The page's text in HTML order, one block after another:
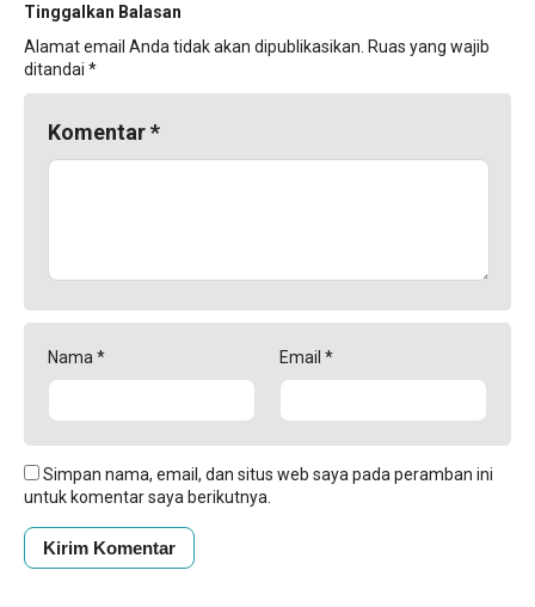
Tinggalkan Balasan
Alamat email Anda tidak akan dipublikasikan. Ruas yang wajib
ditandai *
Komentar*
Nama * Email *
Simpan nama, email, dan situs web saya pada peramban ini
untuk komentar saya berikutnya.